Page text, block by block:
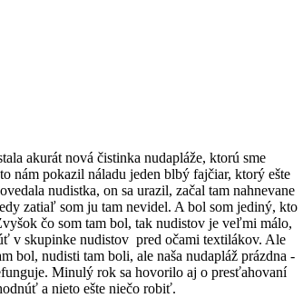
akurát nová čistinka nudapláže, ktorú sme
nám pokazil náladu jeden blbý fajčiar, ktorý ešte
nudistka, on sa urazil, začal tam nahnevane
zatiaľ som ju tam nevidel. A bol som jediný, kto
čo som tam bol, tak nudistov je veľmi málo,
v skupinke nudistov pred očami textilákov. Ale
bol, nudisti tam boli, ale naša nudapláž prázdna -
Minulý rok sa hovorilo aj o presťahovaní
a nieto ešte niečo robiť.